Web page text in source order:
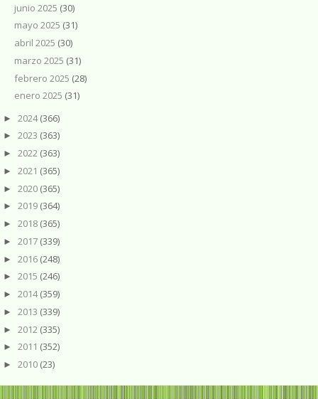
junio 2025 (30)
mayo 2025 (31)
abril 2025 (30)
marzo 2025 (31)
febrero 2025 (28)
enero 2025 (31)
► 2024(366)
► 2023 (363)
► 2022 (363)
► 2021 (365)
► 2020 (365)
► 2019 (364)
► 2018 (365)
► 2017 (339)
► 2016 (248)
► 2015 (246)
► 2014(359)
► 2013 (339)
► 2012 (335)
► 2011 (352)
► 2010 (23)